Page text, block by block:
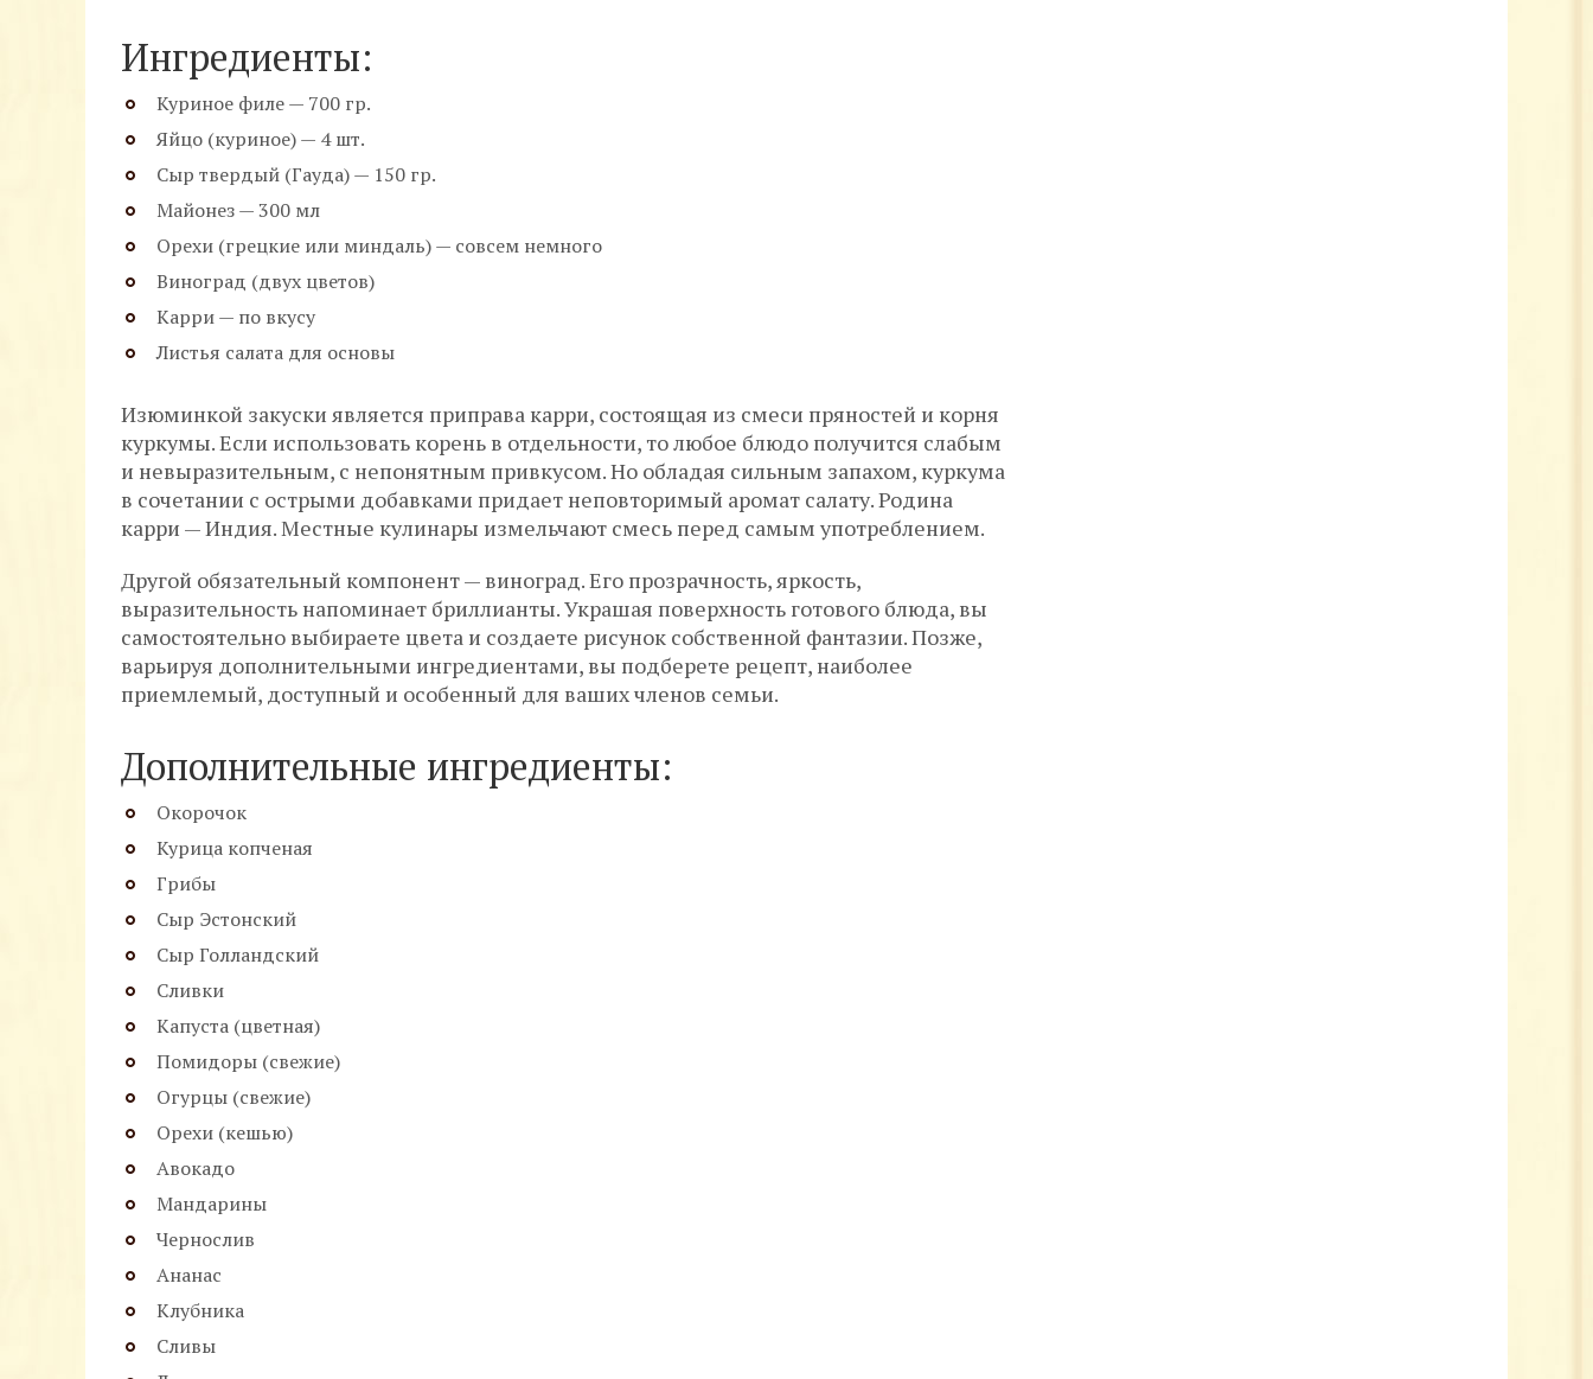
Ингредиенты:
Куриное филе — 700 гр.
Яйцо (куриное) — 4 шт.
Сыр твердый (Гауда) — 150 гр.
Майонез — 300 мл
Орехи (грецкие или миндаль) — совсем немного
Виноград (двух цветов)
Карри — по вкусу
Листья салата для основы
Изюминкой закуски является приправа карри, состоящая из смеси пряностей и корня
куркумы. Если использовать корень в отдельности, то любое блюдо получится слабым
и невыразительным, с непонятным привкусом. Но обладая сильным запахом, куркума
в сочетании с острыми добавками придает неповторимый аромат салату. Родина
карри — Индия. Местные кулинары измельчают смесь перед самым употреблением.
Другой обязательный компонент — виноград. Его прозрачность, яркость,
выразительность напоминает бриллианты. Украшая поверхность готового блюда, вы
самостоятельно выбираете цвета и создаете рисунок собственной фантазии. Позже,
варьируя дополнительными ингредиентами, вы подберете рецепт, наиболее
приемлемый, доступный и особенный для ваших членов семьи.
Дополнительные ингредиенты:
Окорочок
Курица копченая
Грибы
Сыр Эстонский
Сыр Голландский
Сливки
Капуста (цветная)
Помидоры (свежие)
Огурцы (свежие)
Орехи (кешью)
Авокадо
Мандарины
Чернослив
Ананас
Клубника
Сливы